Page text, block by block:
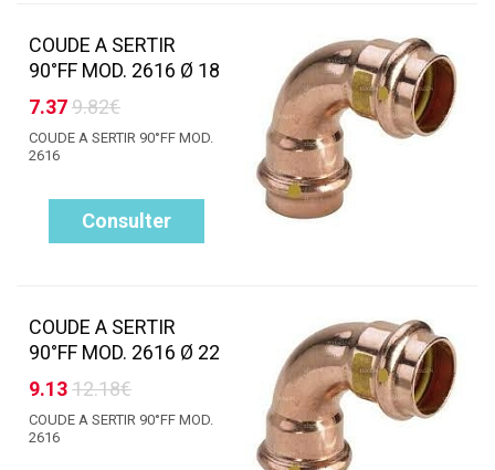
COUDE A SERTIR
90°FF MOD. 2616 Ø 18
7.379.82€
COUDE A SERTIR 90°FF MOD.
2616
Consulter
COUDE A SERTIR
90°FF MOD. 2616 Ø 22
9.1312.18€
COUDE A SERTIR 90°FF MOD.
2616